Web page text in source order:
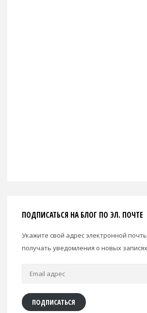
ПОДПИСАТЬСЯ НА БЛОГ ПО ЭЛ. ПОЧТЕ
Укажите свой адрес электронной
получать уведомления о новых
Email
ПОДПИСАТЬСЯ